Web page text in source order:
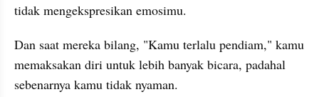
tidak mengekspresikan emosimu.
Dan saat mereka bilang, "Kamu terlalu pendiam," kamu
memaksakan diri untuk lebih banyak bicara, padahal
sebenarnya kamu tidak nyaman.